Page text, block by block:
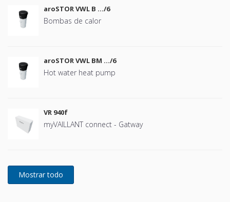
aroSTOR VWL B …/6
Bombas de calor
aroSTOR VWL BM …/6
Hot water heat pump
VR 940f
myVAILLANT connect - Gatway